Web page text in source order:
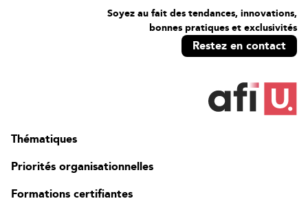
Soyez au fait des tendances, innovations,
bonnes pratiques et exclusivités
Restez en contact
Thématiques
Priorités organisationnelles
Formations certifiantes